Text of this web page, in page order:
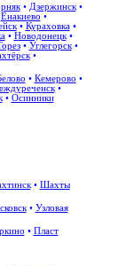
• Дзержинск•
Енакиево •
• Кураховка•
• Новодонецк•
• Углегорск•
•
• Кемерово •
•
• Осинники
• Шахты
• Узловая
• Пласт